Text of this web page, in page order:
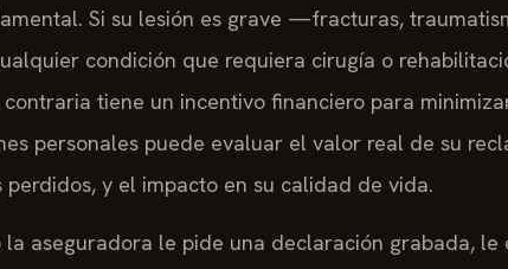
Si su lesión es grave —fracturas,
condición que requiera cirugía o
tiene un incentivo financiero para
personales puede evaluar el valor real de su
y el impacto en su calidad de vida.
aseguradora le pide una declaración grabada, le